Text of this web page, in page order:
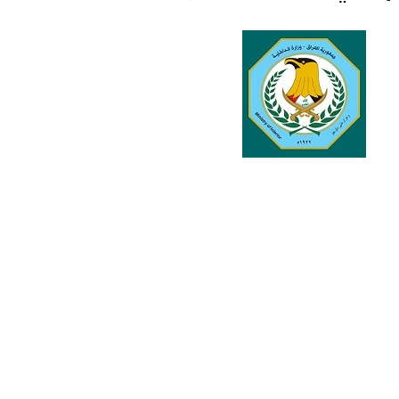
في المجالات الأكاديمية والتدريبية، والتوعية والإرشاد
الإمارات ـ 1448/02/22هـ ــ الموافق 2026/08/05 م -
الإمارات ـ 1448/02/22هـ ــ الموافق 2026/08/05 م -
الإمارات ـ 1448/02/22هـ ــ الموافق 2026/08/05 م - شرطة
الكويت ـ 1448/02/22هـ ــ الموافق 2026/08/05 م - بمناسبة